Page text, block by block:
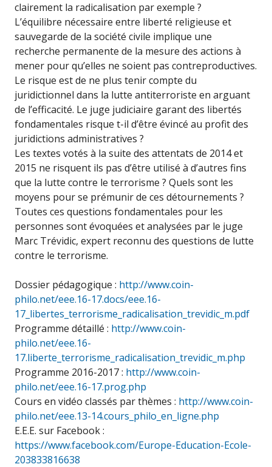
clairement la radicalisation par exemple ?
L’équilibre nécessaire entre liberté religieuse et
sauvegarde de la société civile implique une
recherche permanente de la mesure des actions à
mener pour qu’elles ne soient pas contreproductives.
Le risque est de ne plus tenir compte du
juridictionnel dans la lutte antiterroriste en arguant
de l’efficacité. Le juge judiciaire garant des libertés
fondamentales risque t-il d’être évincé au profit des
juridictions administratives ?
Les textes votés à la suite des attentats de 2014 et
2015 ne risquent ils pas d’être utilisé à d’autres fins
que la lutte contre le terrorisme ? Quels sont les
moyens pour se prémunir de ces détournements ?
Toutes ces questions fondamentales pour les
personnes sont évoquées et analysées par le juge
Marc Trévidic, expert reconnu des questions de lutte
contre le terrorisme.
Dossier pédagogique : http://www.coin-
philo.net/eee.16-17.docs/eee.16-
17_libertes_terrorisme_radicalisation_trevidic_m.pdf
Programme détaillé : http://www.coin-
philo.net/eee.16-
17.liberte_terrorisme_radicalisation_trevidic_m.php
Programme 2016-2017 : http://www.coin-
philo.net/eee.16-17.prog.php
Cours en vidéo classés par thèmes : http://www.coin-
philo.net/eee.13-14.cours_philo_en_ligne.php
E.E.E. sur Facebook :
https://www.facebook.com/Europe-Education-Ecole-
203833816638